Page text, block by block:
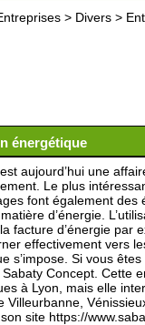
> Divers >
énergétique
aujourd’hui une
Le plus
font également des
d’énergie.
facture d’énergie par
effectivement vers
s’impose. Si vous
Concept. Cette
à Lyon, mais elle
Villeurbanne,
site https://